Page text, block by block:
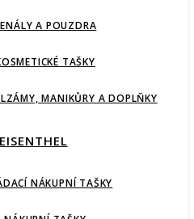
A POUZDRA
TAŠKY
MANIKŮRY A DOPLŇKY
NÁKUPNÍ TAŠKY